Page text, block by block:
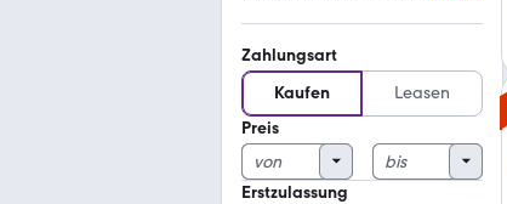
Zahlungsart
Kaufen
Leasen
Preis
Erstzulassung